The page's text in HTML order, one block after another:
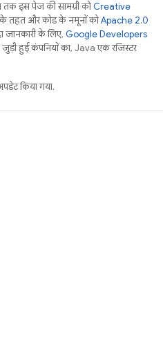
इस पेज की सामग्री कोCreative
के तहत और कोड के नमूनों कोApache 2.0
जानकारी के लिए, Google Developers
हुई कंपनियों का, Java एक रजिस्टर
किया गया.